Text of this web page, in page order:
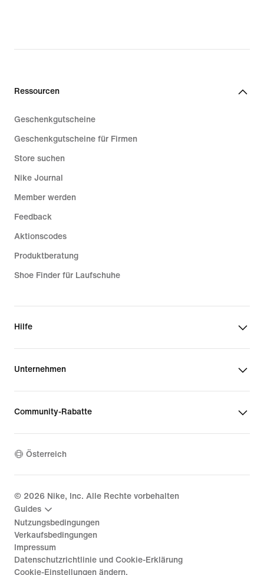
Ressourcen
Geschenkgutscheine
Geschenkgutscheine für Firmen
Store suchen
Nike Journal
Member werden
Feedback
Aktionscodes
Produktberatung
Shoe Finder für Laufschuhe
Hilfe
Unternehmen
Community-Rabatte
Österreich
© 2026 Nike, Inc. Alle Rechte vorbehalten
Guides
Nutzungsbedingungen
Verkaufsbedingungen
Impressum
Datenschutzrichtlinie und Cookie-Erklärung
Cookie-Einstellungen ändern.